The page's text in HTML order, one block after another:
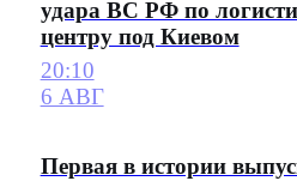
удара ВС РФ по
центру под Киевом
20:10
6 АВГ
Первая в истории